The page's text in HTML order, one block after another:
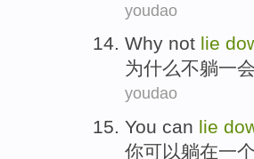
youdao
Why not lie
为什么不躺一
youdao
You can lie
你可以躺在一个